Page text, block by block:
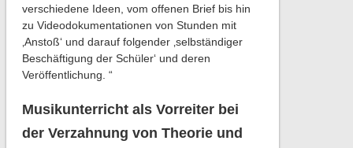
verschiedene Ideen, vom offenen Brief bis hin
zu Videodokumentationen von Stunden mit
‚Anstoß‘ und darauf folgender ‚selbständiger
Beschäftigung der Schüler‘ und deren
Veröffentlichung. “
Musikunterricht als Vorreiter bei
der Verzahnung von Theorie und